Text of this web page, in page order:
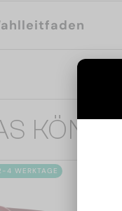
4 WERKTAGE